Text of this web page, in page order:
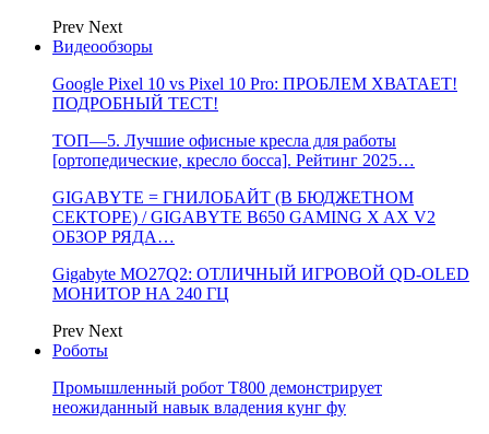
Prev Next
Видеообзоры
Google Pixel 10 vs Pixel 10 Pro: ПРОБЛЕМ ХВАТАЕТ!
ПОДРОБНЫЙ ТЕСТ!
ТОП—5. Лучшие офисные кресла для работы
[ортопедические, кресло босса]. Рейтинг 2025…
GIGABYTE = ГНИЛОБАЙТ (В БЮДЖЕТНОМ
СЕКТОРЕ) / GIGABYTE B650 GAMING X AX V2
ОБЗОР РЯДА…
Gigabyte MO27Q2: ОТЛИЧНЫЙ ИГРОВОЙ QD-OLED
МОНИТОР НА 240 ГЦ
Prev Next
Роботы
Промышленный робот Т800 демонстрирует
неожиданный навык владения кунг фу